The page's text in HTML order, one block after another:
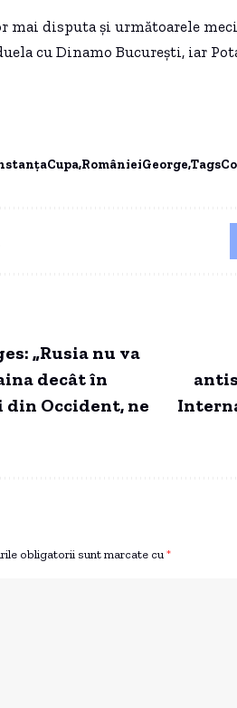
mai disputa și următoarele
cu Dinamo București, iar
RomânieiGeorge
„Rusia nu va
decât în
din Occident, ne
obligatorii sunt marcate cu *